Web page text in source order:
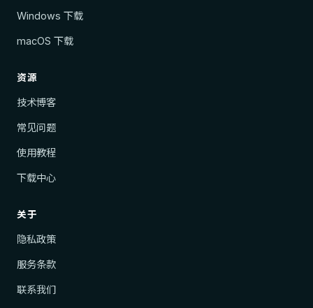
Windows 下载
macOS 下载
资源
技术博客
常见问题
使用教程
下载中心
关于
隐私政策
服务条款
联系我们